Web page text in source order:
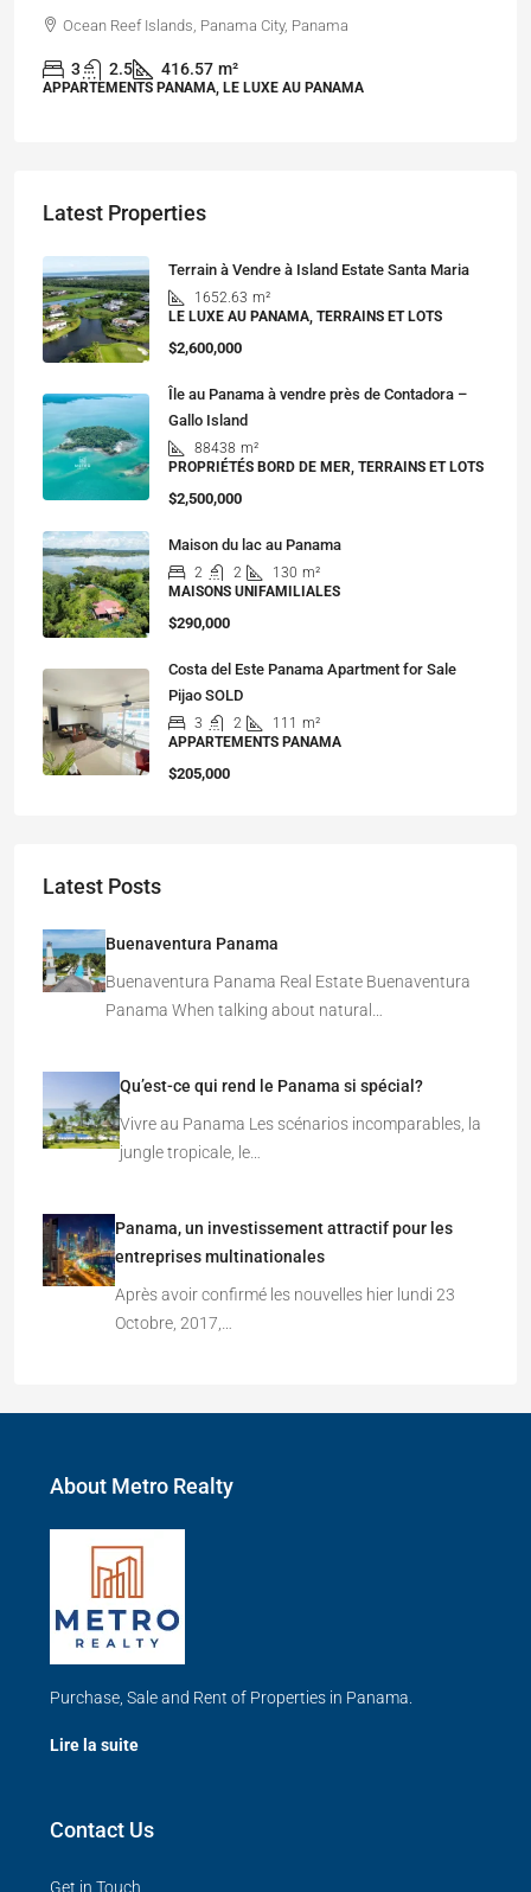
Ocean Reef Islands, Panama City, Panama
3 2.5 416.57 m²
APPARTEMENTS PANAMA, LE LUXE AU PANAMA
Latest Properties
Terrain à Vendre à Island Estate Santa Maria
1652.63 m²
LE LUXE AU PANAMA, TERRAINS ET LOTS
$2,600,000
Île au Panama à vendre près de Contadora –
Gallo Island
88438 m²
PROPRIÉTÉS BORD DE MER, TERRAINS ET LOTS
$2,500,000
Maison du lac au Panama
2 2 130 m²
MAISONS UNIFAMILIALES
$290,000
Costa del Este Panama Apartment for Sale
Pijao SOLD
3 2 111 m²
APPARTEMENTS PANAMA
$205,000
Latest Posts
Buenaventura Panama
Buenaventura Panama Real Estate Buenaventura
Panama When talking about natural…
Qu’est-ce qui rend le Panama si spécial?
Vivre au Panama Les scénarios incomparables, la
jungle tropicale, le…
Panama, un investissement attractif pour les
entreprises multinationales
Après avoir confirmé les nouvelles hier lundi 23
Octobre, 2017,…
About Metro Realty
Purchase, Sale and Rent of Properties in Panama.
Lire la suite
Contact Us
Get in Touch